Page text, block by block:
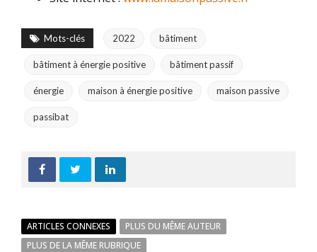
Mots-clés 2022 bâtiment
bâtiment à énergie positive bâtiment passif
énergie maison à énergie positive maison passive
passibat
ARTICLES CONNEXES
PLUS DU MÊME AUTEUR
PLUS DE LA MÊME RUBRIQUE